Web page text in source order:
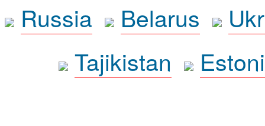
Russia
Belarus
Tajikistan